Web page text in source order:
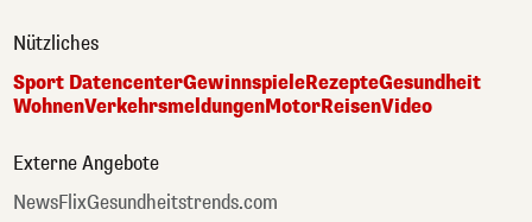
Nützliches
Sport DatencenterGewinnspieleRezepteGesundheit
WohnenVerkehrsmeldungenMotorReisenVideo
Externe Angebote
NewsFlixGesundheitstrends.com